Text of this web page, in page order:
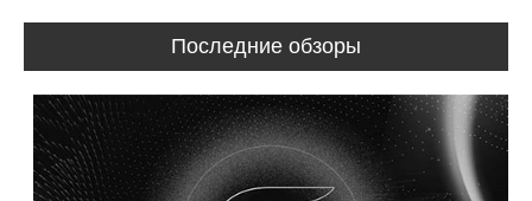
Последние обзоры